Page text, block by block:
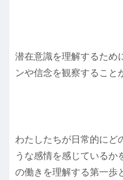
潜在意識を理解するため
ンや信念を観察すること
わたしたちが日常的にど
うな感情を感じているか
の働きを理解する第一歩